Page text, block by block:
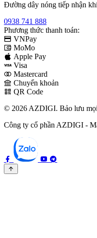
Đường dây nóng tiếp nhận
0938 741 888
Phương thức thanh toán:
VNPay
MoMo
Apple Pay
Visa
Mastercard
Chuyển khoản
QR Code
© 2026 AZDIGI. Bảo lưu
Công ty cổ phần AZDIGI -